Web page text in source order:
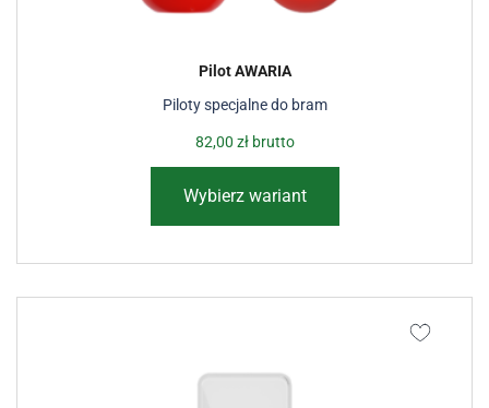
Piloty specjalne do bram
Pilot AWARIA
82,00 złbrutto
Wybierz wariant